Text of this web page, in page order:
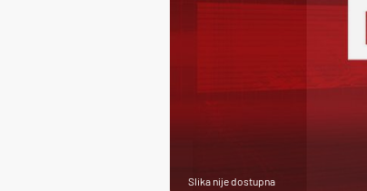
Slika nije dostupna